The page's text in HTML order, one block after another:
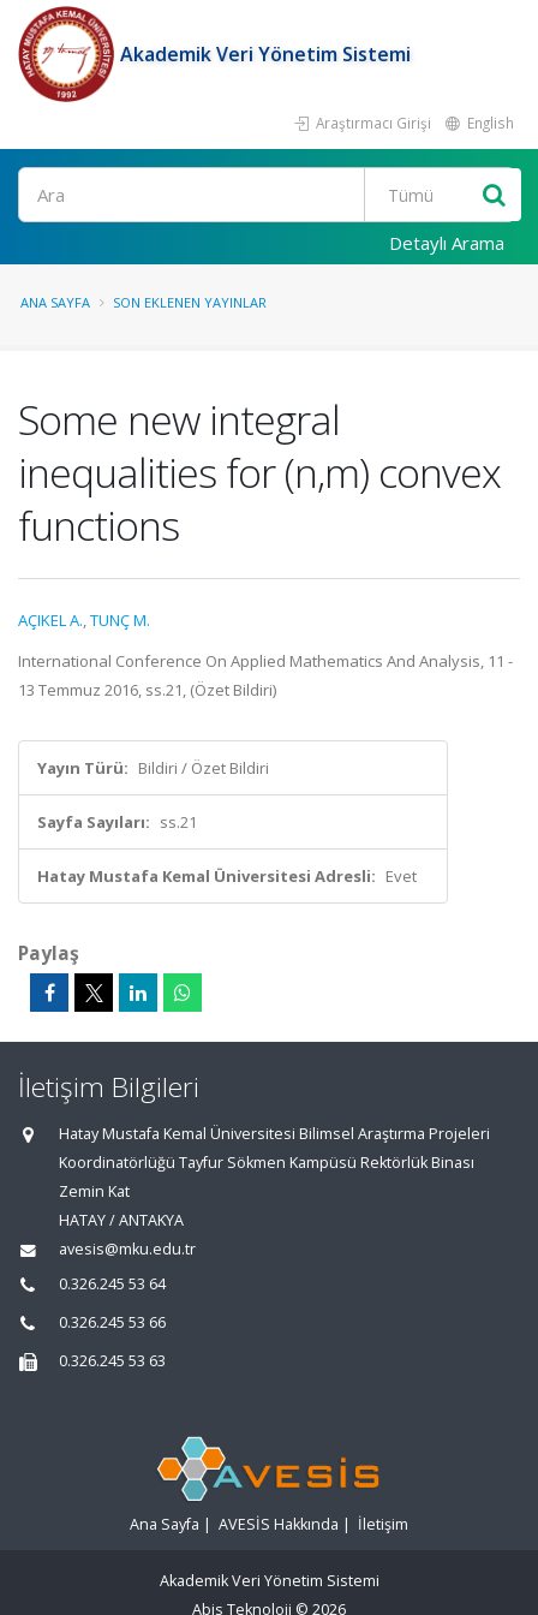
Akademik Veri Yönetim Sistemi
Araştırmacı Girişi English
Ara
Detaylı Arama
ANA SAYFA SON EKLENEN YAYINLAR
Some new integral
inequalities for (n,m) convex
functions
AÇIKEL A.,TUNÇ M.
International Conference On Applied Mathematics And Analysis, 11 -
13 Temmuz 2016, ss.21, (Özet Bildiri)
Yayın Türü: Bildiri / Özet Bildiri
Sayfa Sayıları: ss.21
Hatay Mustafa Kemal Üniversitesi Adresli: Evet
Paylaş
İletişim Bilgileri
Hatay Mustafa Kemal Üniversitesi Bilimsel Araştırma Projeleri
Koordinatörlüğü Tayfur Sökmen Kampüsü Rektörlük Binası
Zemin Kat
HATAY / ANTAKYA
avesis@mku.edu.tr
0.326.245 53 64
0.326.245 53 66
0.326.245 53 63
Ana Sayfa | AVESİS Hakkında | İletişim
Akademik Veri Yönetim Sistemi
Abis Teknoloji © 2026